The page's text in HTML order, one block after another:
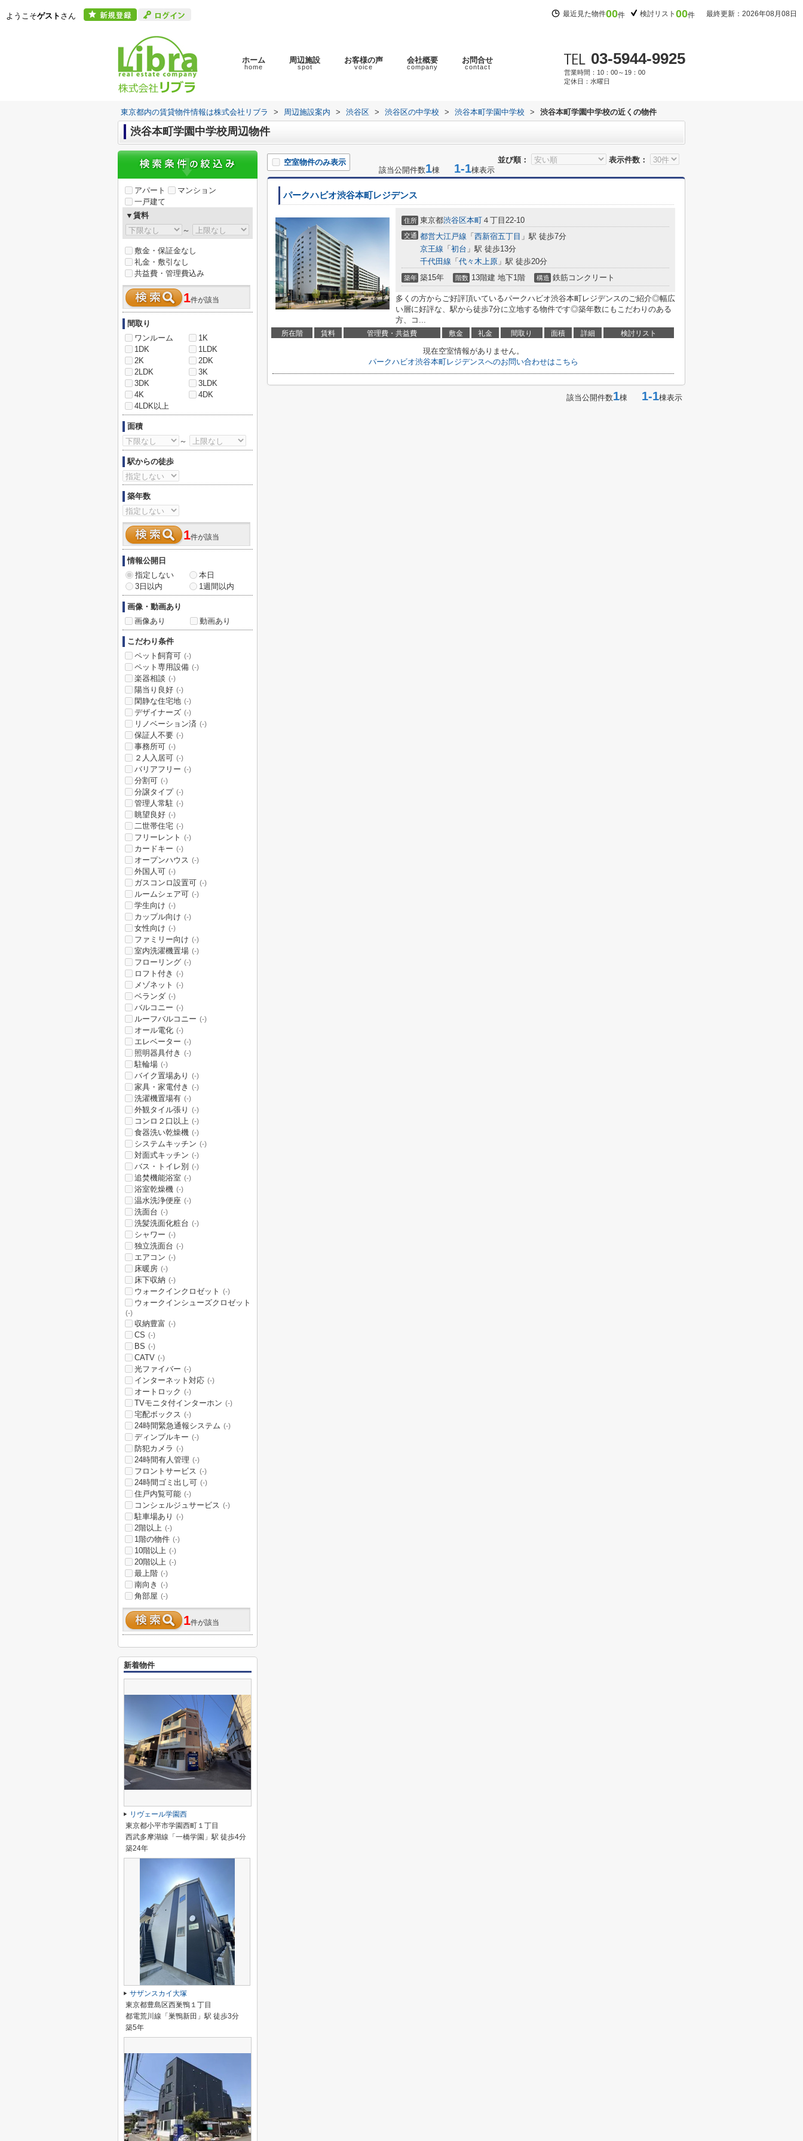
ようこそゲスト さん 最近見た物件00件 検討リスト 00件 最終更新：2026年08月08日
ホーム
home
周辺施設
spot
お客様の声
voice
会社概要
company
お問合せ
contact 03-5944-9925
営業時間：10：00～19：00
定休日：水曜日
東京都内の賃貸物件情報は株式会社リブラ > 周辺施設案内 > 渋谷区 > 渋谷区の中学校 > 渋谷本町学園中学校 > 渋谷本町学園中学校の近くの物件
渋谷本町学園中学校周辺物件
並び順： 表示件数：
空室物件のみ表示
該当公開件数1棟 1-1棟表示
パークハビオ渋谷本町レジデンス
住所 東京都渋谷区本町 ４丁目22-10
交通 都営大江戸線 「 西新宿五丁目 」駅 徒歩7分
京王線 「 初台 」駅 徒歩13分
千代田線 「 代々木上原 」駅 徒歩20分
築年 築15年 階数 13階建 地下1階 構造 鉄筋コンクリート
多くの方からご好評頂いているパークハビオ渋谷本町レジデンスのご紹介◎幅広
い層に好評な、駅から徒歩7分に立地する物件です◎築年数にもこだわりのある
方、コ...
所在階 賃料 管理費・共益費 敷金 礼金 間取り 面積 詳細 検討リスト
現在空室情報がありません。
パークハビオ渋谷本町レジデンスへのお問い合わせはこちら
該当公開件数1棟 1-1棟表示
アパート
マンション
一戸建て
▼賃料
～
敷金・保証金なし
礼金・敷引なし
共益費・管理費込み
1件が該当
間取り
ワンルーム
1K
1DK
1LDK
2K
2DK
2LDK
3K
3DK
3LDK
4K
4DK
4LDK以上
面積
～
駅からの徒歩
築年数
1件が該当
情報公開日
指定しない
本日
3日以内
1週間以内
画像・動画あり
画像あり
動画あり
こだわり条件
ペット飼育可 (-)
ペット専用設備 (-)
楽器相談 (-)
陽当り良好 (-)
閑静な住宅地 (-)
デザイナーズ (-)
リノベーション済 (-)
保証人不要 (-)
事務所可 (-)
２人入居可 (-)
バリアフリー (-)
分割可 (-)
分譲タイプ (-)
管理人常駐 (-)
眺望良好 (-)
二世帯住宅 (-)
フリーレント (-)
カードキー (-)
オープンハウス (-)
外国人可 (-)
ガスコンロ設置可 (-)
ルームシェア可 (-)
学生向け (-)
カップル向け (-)
女性向け (-)
ファミリー向け (-)
室内洗濯機置場 (-)
フローリング (-)
ロフト付き (-)
メゾネット (-)
ベランダ (-)
バルコニー (-)
ルーフバルコニー (-)
オール電化 (-)
エレベーター (-)
照明器具付き (-)
駐輪場 (-)
バイク置場あり (-)
家具・家電付き (-)
洗濯機置場有 (-)
外観タイル張り (-)
コンロ２口以上 (-)
食器洗い乾燥機 (-)
システムキッチン (-)
対面式キッチン (-)
バス・トイレ別 (-)
追焚機能浴室 (-)
浴室乾燥機 (-)
温水洗浄便座 (-)
洗面台 (-)
洗髪洗面化粧台 (-)
シャワー (-)
独立洗面台 (-)
エアコン (-)
床暖房 (-)
床下収納 (-)
ウォークインクロゼット (-)
ウォークインシューズクロゼット
(-)
収納豊富 (-)
CS (-)
BS (-)
CATV (-)
光ファイバー (-)
インターネット対応 (-)
オートロック (-)
TVモニタ付インターホン (-)
宅配ボックス (-)
24時間緊急通報システム (-)
ディンプルキー (-)
防犯カメラ (-)
24時間有人管理 (-)
フロントサービス (-)
24時間ゴミ出し可 (-)
住戸内覧可能 (-)
コンシェルジュサービス (-)
駐車場あり (-)
2階以上 (-)
1階の物件 (-)
10階以上 (-)
20階以上 (-)
最上階 (-)
南向き (-)
角部屋 (-)
1件が該当
新着物件
リヴェール学園西
東京都小平市学園西町１丁目
西武多摩湖線「一橋学園」駅 徒歩4分
築24年
サザンスカイ大塚
東京都豊島区西巣鴨１丁目
都電荒川線「巣鴨新田」駅 徒歩3分
築5年